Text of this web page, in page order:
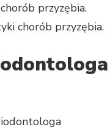
przyzębia.
chorób przyzębia.